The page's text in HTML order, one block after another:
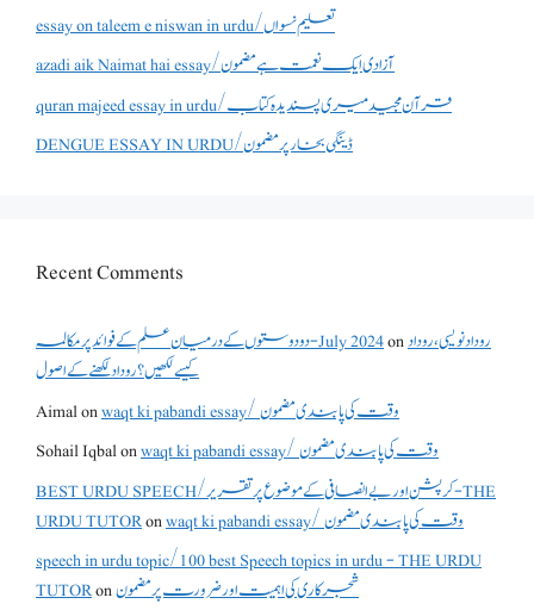
essay on taleem e niswan in urdu/تعلیم نسواں
azadi aik Naimat hai essay/آزادی ایک نعمت ہے مضمون
quran majeed essay in urdu/قرآن مجید میری پسندیدہ کتاب
DENGUE ESSAY IN URDU/ڈینگی بخار پر مضمون
Recent Comments
دو دوستوں کے درمیان علم کے فوائد پر مکالمہ - July 2024onروداد نویسی ،روداد
کیسے لکھیں؟ روداد لکھنے کے اصول
Aimalon
waqt ki pabandi essay/ وقت کی پابندی مضمون
Sohail Iqbalon
waqt ki pabandi essay/ وقت کی پابندی مضمون
BEST URDU SPEECH/کرپشن اور بے انصافی کے موضوع پر تقریر - THE
URDU TUTORon
waqt ki pabandi essay/ وقت کی پابندی مضمون
speech in urdu topic/100 best Speech topics in urdu - THE URDU
TUTORonشجرکاری کی اہمیت اور ضرورت پر مضمون